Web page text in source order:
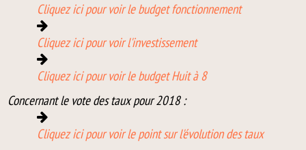
Cliquez ici pour voir le budget fonctionnement
Cliquez ici pour voir l'investissement
Cliquez ici pour voir le budget Huit à 8
Concernant le vote des taux pour 2018 :
Cliquez ici pour voir le point sur l'évolution des taux